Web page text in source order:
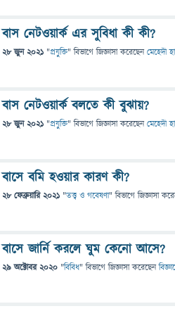
বাস নেটওয়ার্ক এর সুবিধা কী কী?
28 জুন 2021 "প্রযুক্তি" বিভাগে জিজ্ঞাসাকরেছেনমেহেদী
বাস নেটওয়ার্ক বলতে কী বুঝায়?
28 জুন 2021 "প্রযুক্তি" বিভাগে জিজ্ঞাসাকরেছেনমেহেদী
বাসে বমি হওয়ার কারণ কী?
28 ফেব্রুয়ারি 2021 "তত্ত্ব ও গবেষণা" বিভাগে জিজ্ঞাসা
বাসে জার্নি করলে ঘুম কেনো আসে?
29 অক্টোবর 2020 "বিবিধ" বিভাগে জিজ্ঞাসাকরেছেন